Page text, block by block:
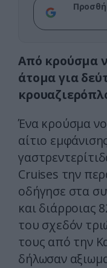
Από κρούσμα
άτομα για
Ένα κρούσμα
αίτιο
Cruises την
οδήγησε στα
και διάρροιας
του σχεδόν
τους από την
δήλωσαν